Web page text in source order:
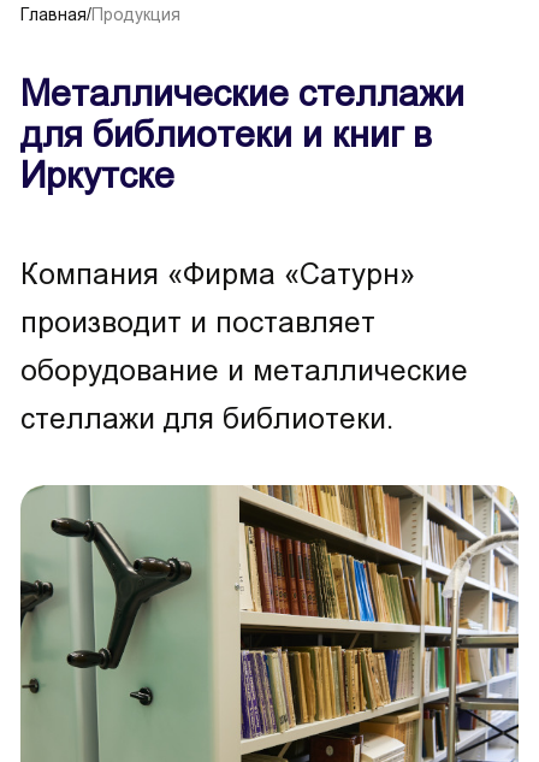
Главная/Продукция
Металлические стеллажи
для библиотеки и книг в
Иркутске
Компания «Фирма «Сатурн»
производит и поставляет
оборудование и металлические
стеллажи для библиотеки.